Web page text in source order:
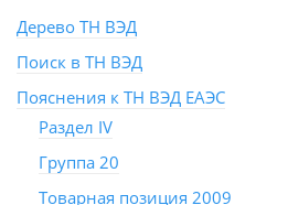
Дерево ТН ВЭД
Поиск в ТН ВЭД
Пояснения к ТН ВЭД ЕАЭС
Раздел IV
Группа 20
Товарная позиция 2009